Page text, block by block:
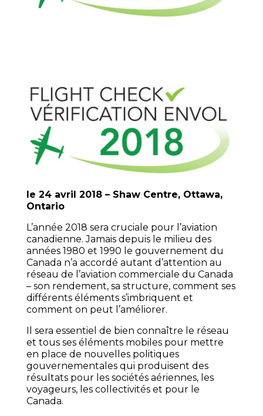
le 24 avril 2018 – Shaw Centre, Ottawa,
Ontario
L’année 2018 sera cruciale pour l’aviation
canadienne. Jamais depuis le milieu des
années 1980 et 1990 le gouvernement du
Canada n’a accordé autant d’attention au
réseau de l’aviation commerciale du Canada
– son rendement, sa structure, comment ses
différents éléments s’imbriquent et
comment on peut l’améliorer.
Il sera essentiel de bien connaître le réseau
et tous ses éléments mobiles pour mettre
en place de nouvelles politiques
gouvernementales qui produisent des
résultats pour les sociétés aériennes, les
voyageurs, les collectivités et pour le
Canada.